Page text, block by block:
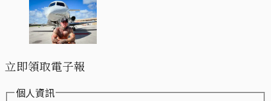
立即領取電子報
個人資訊